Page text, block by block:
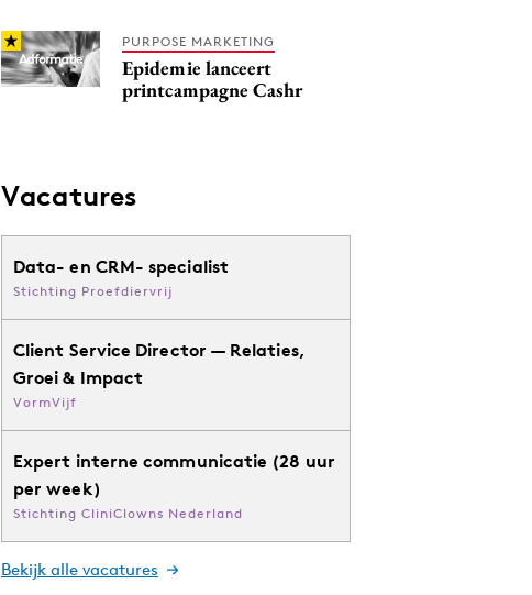
PURPOSE MARKETING
Epidemie lanceert
printcampagne Cashr
Vacatures
Data- en CRM- specialist
Stichting Proefdiervrij
Client Service Director — Relaties,
Groei & Impact
VormVijf
Expert interne communicatie (28 uur
per week)
Stichting CliniClowns Nederland
Bekijk alle vacatures